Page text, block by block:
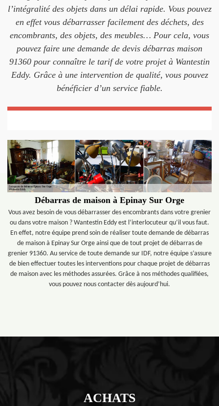
l’intégralité des objets dans un délai rapide. Vous pouvez
en effet vous débarrasser facilement des déchets, des
encombrants, des objets, des meubles… Pour cela, vous
pouvez faire une demande de devis débarras maison
91360 pour connaître le tarif de votre projet à Wantestin
Eddy. Grâce à une intervention de qualité, vous pouvez
bénéficier d’un service fiable.
Débarras de maison à Epinay Sur Orge
Vous avez besoin de vous débarrasser des encombrants dans votre grenier
ou dans votre maison ? Wantestin Eddy est l’interlocuteur qu’il vous faut.
En effet, notre équipe prend soin de réaliser toute demande de débarras
de maison à Epinay Sur Orge ainsi que de tout projet de débarras de
grenier 91360. Au service de toute demande sur IDF, notre équipe s’assure
de bien effectuer toutes les interventions pour chaque projet de débarras
de maison avec les méthodes assurées. Grâce à nos méthodes qualifiées,
vous pouvez nous contacter dès aujourd’hui.
ACHATS